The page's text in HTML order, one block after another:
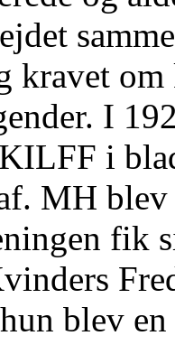
kravet
I
i
MH
fik
blev